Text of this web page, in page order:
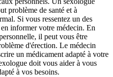
problème de santé et à
Si vous ressentez un des
informer votre médecin. En
il peut vous être
d'érection. Le médecin
un médicament adapté à votre
doit vous aider à vous
à vos besoins.